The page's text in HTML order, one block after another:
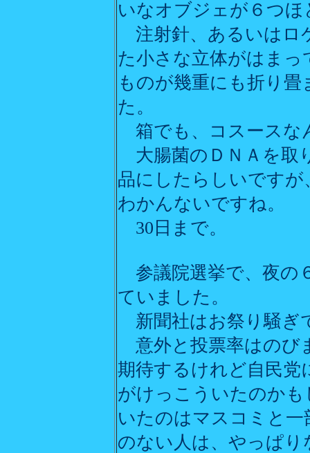
いなオブジェが６つ
注射針、あるいはロ
た小さな立体がはま
ものが幾重にも折り
た。
箱でも、コスースな
大腸菌のＤＮＡを取
品にしたらしいです
わかんないですね。
30日まで。
参議院選挙で、夜の
ていました。
新聞社はお祭り騒ぎ
意外と投票率はのび
期待するけれど自民
がけっこういたのか
いたのはマスコミと
のない人は、やっぱ